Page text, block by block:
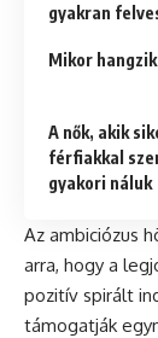
gyakran
Mikor
A nők, akik
férfiakkal
gyakori náluk
Az ambiciózus
arra, hogy a
pozitív spirált
támogatják